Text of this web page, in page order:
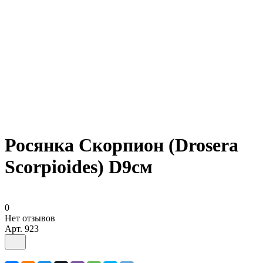
Росянка Скорпион (Drosera
Scorpioides) D9см
0
Нет отзывов
Арт. 923